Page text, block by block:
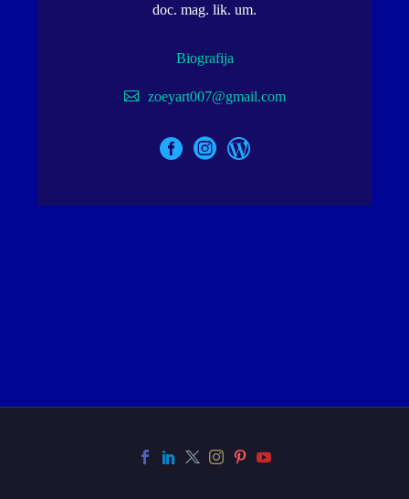
doc. mag. lik. um.
Biografija
zoeyart007@gmail.com